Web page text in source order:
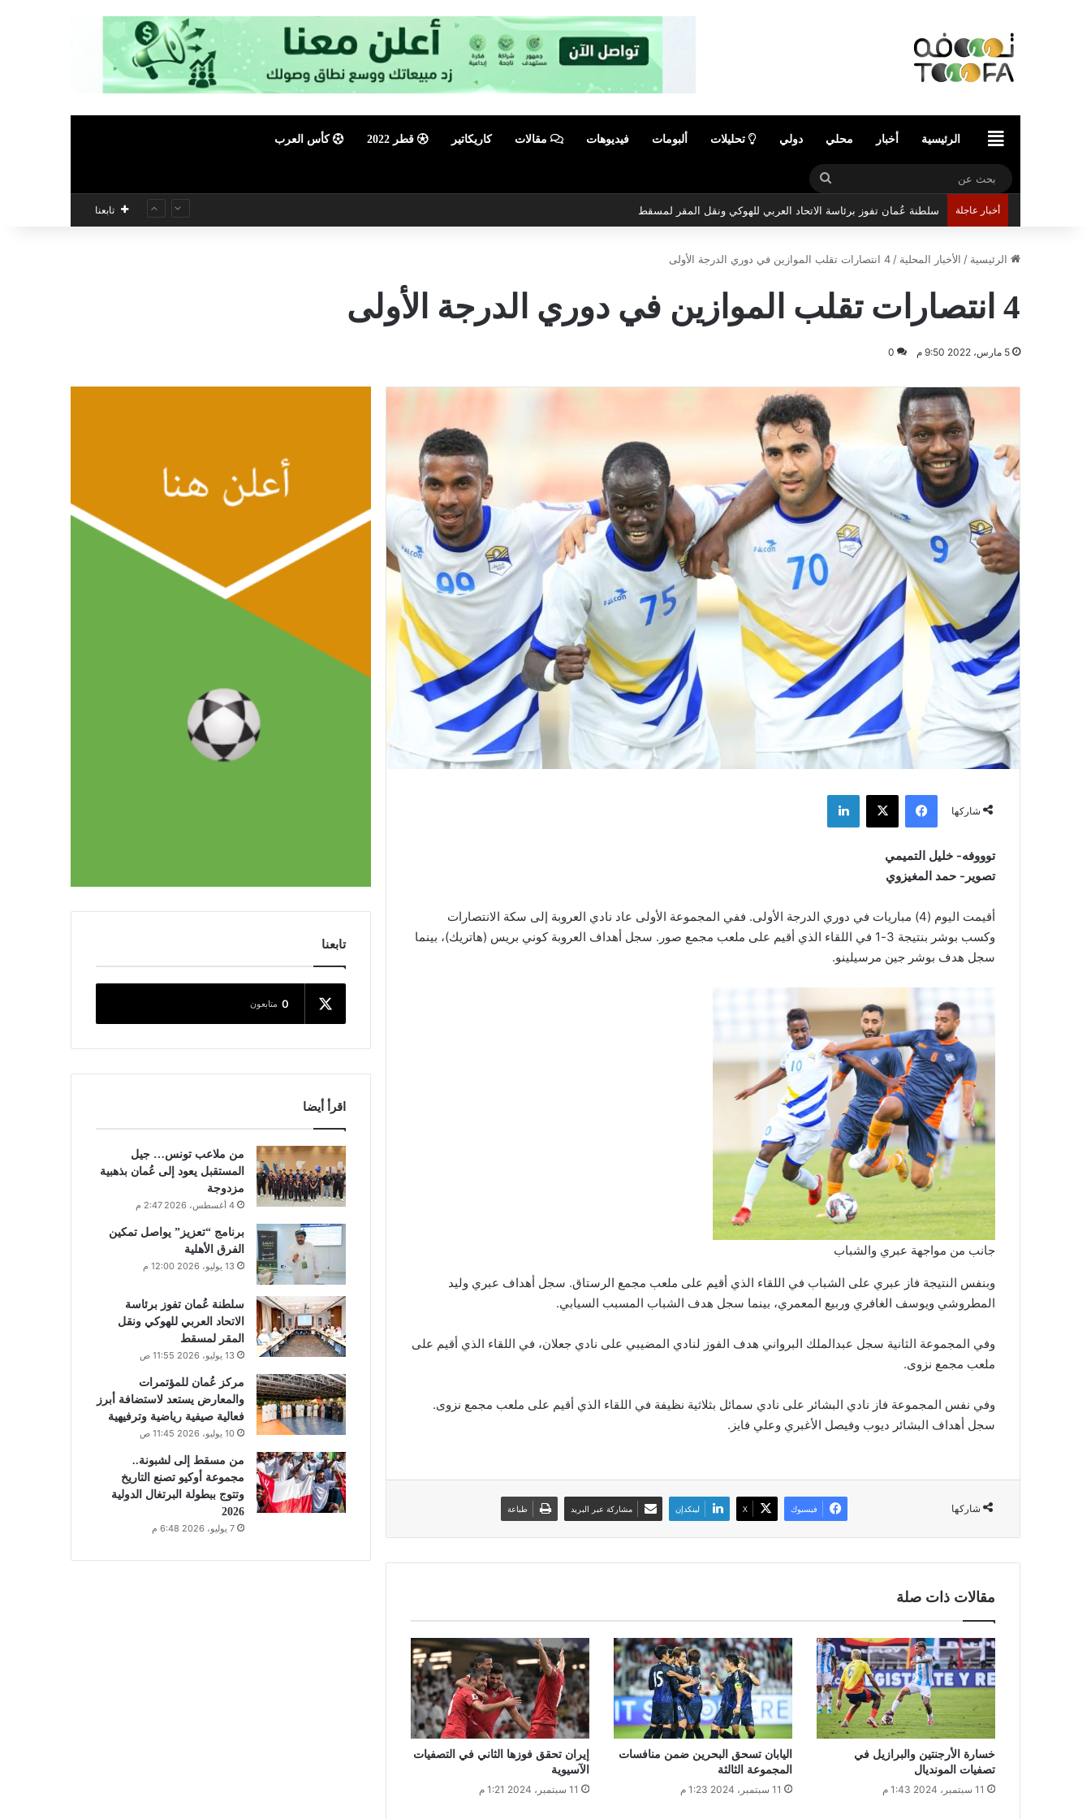
الرئيسيةالرئيسية أخبار محلي دولي تحليلات ألبومات فيديوهات مقالات كاريكاتير قطر 2022 كأس العرب
بحث
عن
أخبار عاجلة تابعنا
الرئيسية / الأخبار المحلية /4 انتصارات تقلب الموازين في دوري الدرجة الأولى
4 انتصارات تقلب الموازين في دوري الدرجة الأولى
5 مارس، 2022 9:50 م 0
شاركها
فيسبوك ‫X لينكدإن
توووفه- خليل التميمي
تصوير- حمد المغيزوي
أقيمت اليوم (4) مباريات في دوري الدرجة الأولى. ففي المجموعة الأولى عاد نادي العروبة إلى سكة الانتصارات
وكسب بوشر بنتيجة 3-1 في اللقاء الذي أقيم على ملعب مجمع صور. سجل أهداف العروبة كوني بريس (هاتريك)، بينما
سجل هدف بوشر جين مرسيلينو.
جانب من مواجهة عبري والشباب
وبنفس النتيجة فاز عبري على الشباب في اللقاء الذي أقيم على ملعب مجمع الرستاق. سجل أهداف عبري وليد
المطروشي ويوسف الغافري وربيع المعمري، بينما سجل هدف الشباب المسبب السيابي.
وفي المجموعة الثانية سجل عبدالملك البرواني هدف الفوز لنادي المضيبي على نادي جعلان، في اللقاء الذي أقيم على
ملعب مجمع نزوى.
وفي نفس المجموعة فاز نادي البشائر على نادي سمائل بثلاثية نظيفة في اللقاء الذي أقيم على ملعب مجمع نزوى.
سجل أهداف البشائر ديوب وفيصل الأغبري وعلي فايز.
شاركها فيسبوك ‫X لينكدإن مشاركة عبر البريد طباعة
مقالات ذات صلة
خسارة الأرجنتين والبرازيل في
تصفيات المونديال
11 سبتمبر، 2024 1:43 م
اليابان تسحق البحرين ضمن منافسات
المجموعة الثالثة
11 سبتمبر، 2024 1:23 م
إيران تحقق فوزها الثاني في التصفيات
الآسيوية
11 سبتمبر، 2024 1:21 م
تابعنا
0 متابعون
اقرأ أيضا
من ملاعب تونس… جيل
المستقبل يعود إلى عُمان بذهبية
مزدوجة
4 أغسطس، 2026 2:47 م
برنامج “تعزيز” يواصل تمكين
الفرق الأهلية
13 يوليو، 2026 12:00 م
سلطنة عُمان تفوز برئاسة
الاتحاد العربي للهوكي ونقل
المقر لمسقط
13 يوليو، 2026 11:55 ص
مركز عُمان للمؤتمرات
والمعارض يستعد لاستضافة أبرز
فعالية صيفية رياضية وترفيهية
10 يوليو، 2026 11:45 ص
من مسقط إلى لشبونة..
مجموعة أوكيو تصنع التاريخ
وتتوج ببطولة البرتغال الدولية
2026
7 يوليو، 2026 6:48 م